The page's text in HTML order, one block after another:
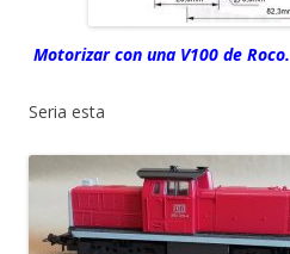
Motorizar con una V100 de Roco.
Seria esta